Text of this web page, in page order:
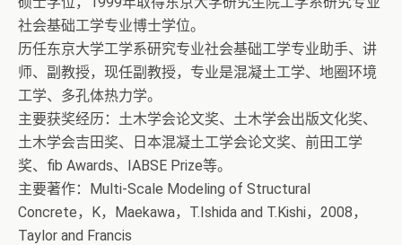
社会基础工学专业博士学位。
历任东京大学工学系研究专业社会基础工学专业助手、讲
师、副教授，现任副教授，专业是混凝土工学、地圈环境
工学、多孔体热力学。
主要获奖经历：土木学会论文奖、土木学会出版文化奖、
土木学会吉田奖、日本混凝土工学会论文奖、前田工学
奖、fib Awards、IABSE Prize等。
主要著作：Multi-Scale Modeling of Structural
Concrete，K，Maekawa，T.Ishida and T.Kishi，2008，
Taylor and Francis